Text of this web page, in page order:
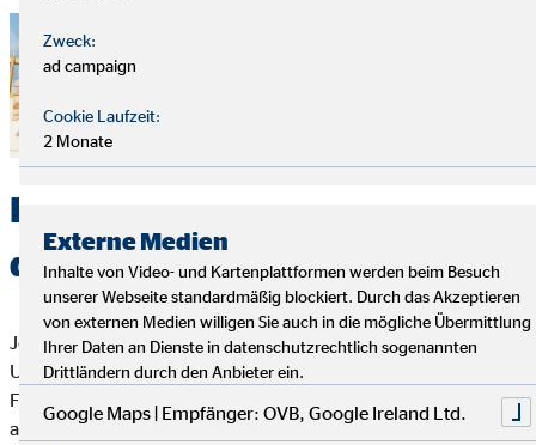
Individuelle Beratung für
deine Baufinanzierung
Jede Baufinanzierung ist einzigartig. Ob Neubau, Kauf oder
Umschuldung – in einer persönlichen Beratung klärt unser
Finanzierungsexperte deinen individuellen Bedarf und findet
auf der Plattform der OVB-Baufinanzierung die Lösung, die
Zweck:
ad campaign
Cookie Laufzeit:
2 Monate
Externe Medien
Inhalte von Video- und Kartenplattformen werden beim Besuch
unserer Webseite standardmäßig blockiert. Durch das Akzeptieren
von externen Medien willigen Sie auch in die mögliche Übermittlung
Ihrer Daten an Dienste in datenschutzrechtlich sogenannten
Drittländern durch den Anbieter ein.
Google Maps | Empfänger: OVB, Google Ireland Ltd.